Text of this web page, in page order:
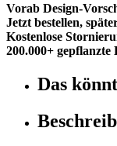
Vorab Design-
Jetzt bestellen,
Kostenlose
200.000+ gepflanzte
Das